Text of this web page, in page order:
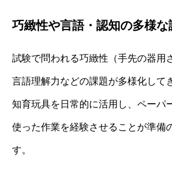
巧緻性や言語・認知の多様な
試験で問われる巧緻性（手先の器用
言語理解力などの課題が多様化して
知育玩具を日常的に活用し、ペーパ
使った作業を経験させることが準備
す。